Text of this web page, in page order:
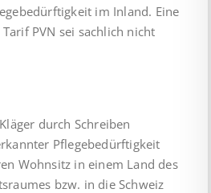
im Inland. Eine
PVN sei sachlich nicht
durch Schreiben
Pflegebedürftigkeit
Wohnsitz in einem Land des
bzw. in die Schweiz